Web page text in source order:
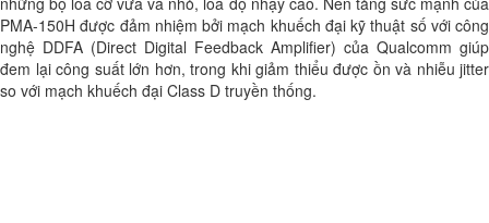
PMA-150H được đảm nhiệm bởi mạch khuếch đại kỹ thuật số với công
nghệ DDFA (Direct Digital Feedback Amplifier) của Qualcomm giúp
đem lại công suất lớn hơn, trong khi giảm thiểu được ồn và nhiễu jitter
so với mạch khuếch đại Class D truyền thống.